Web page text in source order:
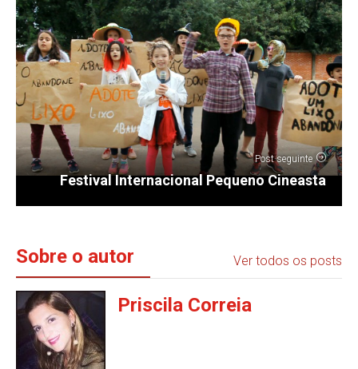
Post seguinte
Festival Internacional Pequeno Cineasta
Sobre o autor Ver todos os posts
Priscila Correia